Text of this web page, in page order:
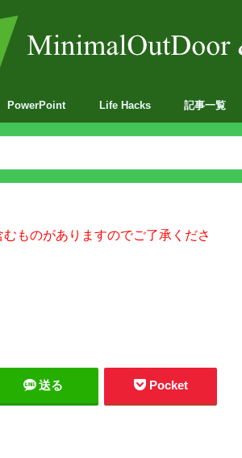
PowerPoint Life Hacks 記事一覧
ものがありますのでご了承くださ
送る Pocket